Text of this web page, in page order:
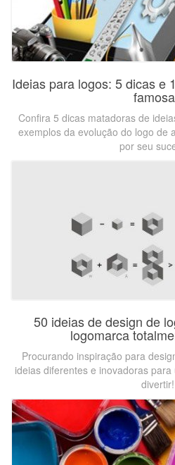
Ideias para logos: 5 dicas e
Confira 5 dicas matadoras de
exemplos da evolução do logo de
por seu
50 ideias de design de
logomarca
Procurando inspiração para
ideias diferentes e inovadoras
divertir!